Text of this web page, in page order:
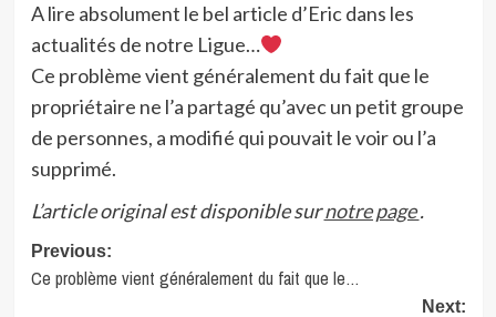
A lire absolument le bel article d’Eric dans les
actualités de notre Ligue…
Ce problème vient généralement du fait que le
propriétaire ne l’a partagé qu’avec un petit groupe
de personnes, a modifié qui pouvait le voir ou l’a
supprimé.
L’article original est disponible surnotre page.
Post
navigation
Previous:
Ce problème vient généralement du fait que le…
Next: